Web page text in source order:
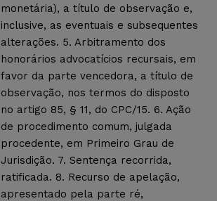
monetária), a título de observação e,
inclusive, as eventuais e subsequentes
alterações. 5. Arbitramento dos
honorários advocatícios recursais, em
favor da parte vencedora, a título de
observação, nos termos do disposto
no artigo 85, § 11, do CPC/15. 6. Ação
de procedimento comum, julgada
procedente, em Primeiro Grau de
Jurisdição. 7. Sentença recorrida,
ratificada. 8. Recurso de apelação,
apresentado pela parte ré,